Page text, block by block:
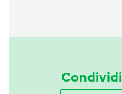
Condividi